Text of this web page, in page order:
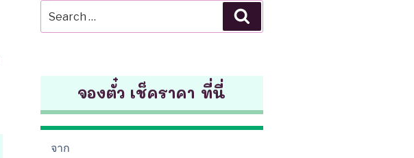
for:
จองตั๋ว เช็คราคา ที่นี่